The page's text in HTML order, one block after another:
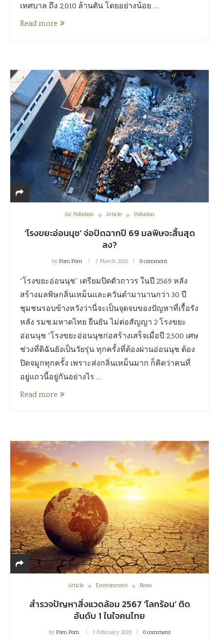
เทศบาล ถึง 2,010 ล้านตัน โดยอย่างน้อย …
Read more
Air Pollution Article Pollution
‘โรงขยะอ่อนนุช’ จ่อปิดฉากปี 69 มลพิษจะสิ้นสุด
ลง?
byPom Pom 7 March 2025 0 comment
“โรงขยะอ่อนนุช” เตรียมปิดตัวถาวร ในปี 2569 หลัง
สร้างมลพิษกลิ่นเหม็นและควันดำมานานกว่า 30 ปี
ชุมชนรอบข้างหวังว่านี่จะเป็นจุดจบของปัญหาที่เรื้อรัง
หลัง รมช.มหาดไทย ยืนยัน ไม่ต่อสัญญา 2 โรงขยะ
อ่อนนุช “โรงขยะอ่อนนุชก่อสร้างเสร็จเมื่อปี 2,500 เศษ
ช่วงที่ดิฉันยังเป็นวัยรุ่น ทุกครั้งที่ต้องผ่านอ่อนนุช ต้อง
ปิดจมูกทุกครั้ง เพราะส่งกลิ่นเหม็นมาก ก็คิดว่าคนที่
อยู่แถวนี้อยู่กันอย่างไร …
Read more
Article Environment News
สำรวจปัญหาสิ่งแวดล้อม 2567 ‘โลกร้อน’ ติด
อันดับ 1 ในใจคนไทย
byPom Pom 7 February 2025 0 comment